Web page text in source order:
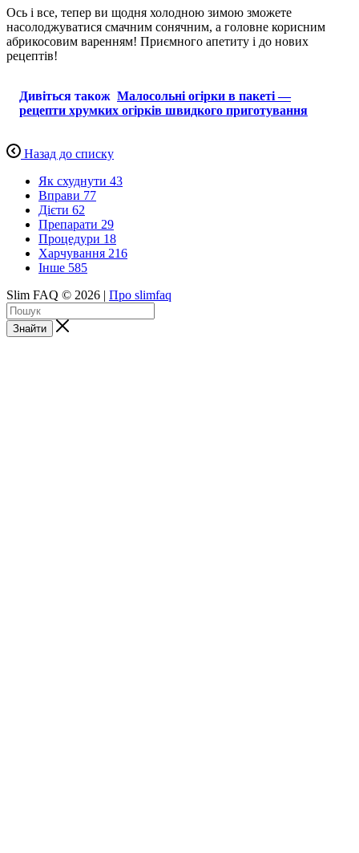
Ось і все, тепер ви щодня холодною зимою зможете
насолоджуватися смачним сонячним, а головне корисним
абрикосовим варенням! Приємного апетиту і до нових
рецептів!
Дивіться також Малосольні огірки в пакеті —
рецепти хрумких огірків швидкого приготування
Назад до списку
Як схуднути 43
Вправи 77
Дієти 62
Препарати 29
Процедури 18
Харчування 216
Інше 585
Slim FAQ © 2026 | Про slimfaq
Знайти